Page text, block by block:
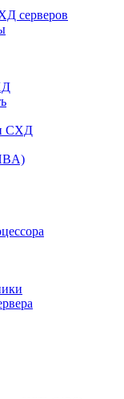
серверов
и СХД